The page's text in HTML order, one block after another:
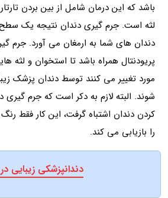
باشد که این درمان شامل از بین بردن
لثه است. جرم گیری دندان نتیجه یک سطح
دندان های شما به ارمغان می آورد. جرم
پریودنتال همراه باشد تا استخوان و لثه
مورد تغییر می کنند توسط دندان پزشک
شوند. البته لازم به دکر است که جرم گیری
کردن دندان اشتباه گرفت، این کار فقط
را بازیابی می کند.
دندانپزشکی زیبایی